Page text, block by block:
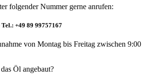
folgender Nummer gerne anrufen:
+49 89 99757167
von Montag bis Freitag zwischen 9:00
Öl angebaut?